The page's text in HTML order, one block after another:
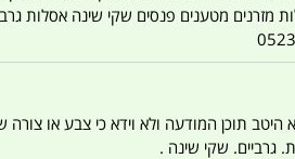
מזרנים מטענים פנסים שקי שינה אסלות
היטב תוכן המודעה ולא וידא כי צבע או
גרביים. שקי שינה .